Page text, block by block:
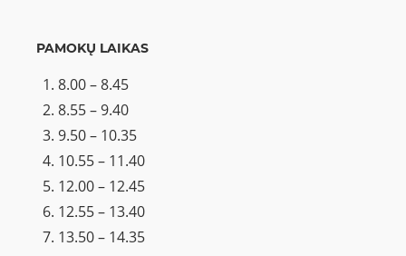
PAMOKŲ LAIKAS
8.00 – 8.45
8.55 – 9.40
9.50 – 10.35
10.55 – 11.40
12.00 – 12.45
12.55 – 13.40
13.50 – 14.35